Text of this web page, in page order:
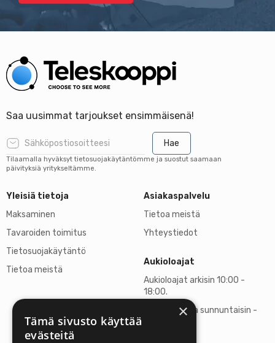
Saa uusimmat tarjoukset ensimmäisenä!
Hae
Tilaamalla hyväksyt tietosuojakäytäntömme ja suostut saamaan
päivityksiä yritykseltämme.
Yleisiä tietoja
Maksaminen
Tavaroiden toimitus
Tietosuojakäytäntö
Tietoa meistä
Asiakaspalvelu
Tietoa meistä
Yhteystiedot
Aukioloajat
Aukioloajat arkisin 10:00 -
18:00.
Lauantaisin ja sunnuntaisin -
×
Tämä sivusto käyttää
evästeitä